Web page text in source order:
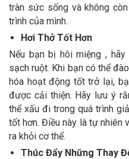
tràn sức sống và không
trình của mình.
Hơi Thở Tốt Hơn
Nếu bạn bị hôi miệng ,
sạch ruột. Khi bạn có thể
hóa hoạt động tốt trở lại,
được cải thiện. Hãy lưu ý
thể xấu đi trong quá trình
tốt hơn. Điều này là tự nhiên
ra khỏi cơ thể.
Thúc Đẩy Những Thay